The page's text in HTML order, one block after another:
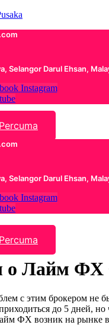
Selangor Darul Ehsan,
Instagram
Selangor Darul Ehsan,
Instagram
Лайм ФХ
с этим брокером не
приходиться до 5 дней,
ФХ возник на рынке в